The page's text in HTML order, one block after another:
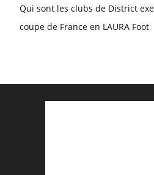
Qui sont les clubs de District
coupe de France en LAURA Foot